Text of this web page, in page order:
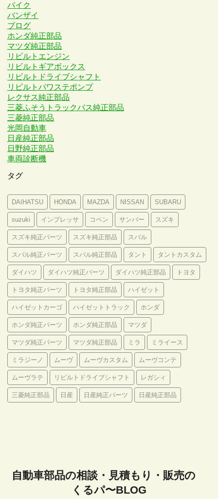
バイク
バンザイ
ブログ
ホンダ純正部品
マツダ純正部品
リビルトエンジン
リビルトギアボックス
リビルトドライブシャフト
リビルトパワステポンプ
レクサス純正部品
三菱ふそうトラックバス純正部品
三菱純正部品
光岡自動車
日産純正部品
日野純正部品
車両診断機
タグ
DAIHATSU HONDA MAZDA NISSAN SUBARU
suzuki インプレッサ コペン サンバー スズキ
スズキ純正パーツ スズキ純正部品 スバル
スバル純正パーツ スバル純正部品 タント タントカスタム
ダイハツ ダイハツ純正パーツ ダイハツ純正部品 トヨタ
トヨタ純正パーツ トヨタ純正部品 ハイゼット
ハイゼットカーゴ ハイゼットトラック ホンダ
ホンダ純正パーツ ホンダ純正部品 マツダ
マツダ純正パーツ マツダ純正部品 ミラ ミライース
ミラジーノ ムーヴ ムーヴカスタム ムーヴコンテ
ムーヴラテ リビルトドライブシャフト レガシィ
三菱純正部品 日産 日産純正パーツ 日産純正部品
自動車部品の相談・見積もり・販売の
くるパ〜BLOG